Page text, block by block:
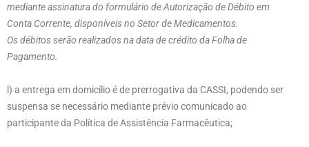
mediante assinatura do formulário de Autorização de Débito em
Conta Corrente, disponíveis no Setor de Medicamentos.
Os débitos serão realizados na data de crédito da Folha de
Pagamento.
l) a entrega em domicílio é de prerrogativa da CASSI, podendo ser
suspensa se necessário mediante prévio comunicado ao
participante da Política de Assistência Farmacêutica;